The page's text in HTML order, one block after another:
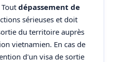
dépassement de
sérieuses et doit
du territoire auprès
vietnamien. En cas de
d'un visa de sortie